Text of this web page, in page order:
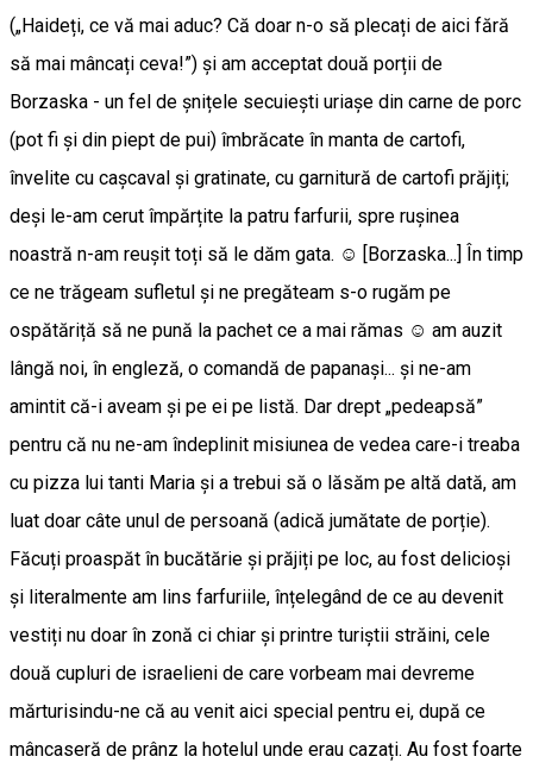
(„Haideți, ce vă mai aduc? Că doar n-o să plecați de aici fără
să mai mâncați ceva!”) și am acceptat două porții de
Borzaska - un fel de șnițele secuiești uriașe din carne de porc
(pot fi și din piept de pui) îmbrăcate în manta de cartofi,
învelite cu cașcaval și gratinate, cu garnitură de cartofi prăjiți;
deși le-am cerut împărțite la patru farfurii, spre rușinea
noastră n-am reușit toți să le dăm gata. ☺️ [Borzaska...] În timp
ce ne trăgeam sufletul și ne pregăteam s-o rugăm pe
ospătăriță să ne pună la pachet ce a mai rămas ☺️ am auzit
lângă noi, în engleză, o comandă de papanași... și ne-am
amintit că-i aveam și pe ei pe listă. Dar drept „pedeapsă”
pentru că nu ne-am îndeplinit misiunea de vedea care-i treaba
cu pizza lui tanti Maria și a trebui să o lăsăm pe altă dată, am
luat doar câte unul de persoană (adică jumătate de porție).
Făcuți proaspăt în bucătărie și prăjiți pe loc, au fost delicioși
și literalmente am lins farfuriile, înțelegând de ce au devenit
vestiți nu doar în zonă ci chiar și printre turiștii străini, cele
două cupluri de israelieni de care vorbeam mai devreme
mărturisindu-ne că au venit aici special pentru ei, după ce
mâncaseră de prânz la hotelul unde erau cazați. Au fost foarte